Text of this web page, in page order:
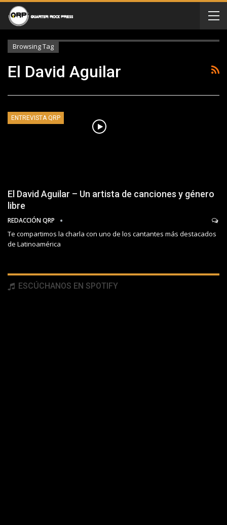
Browsing Tag
El David Aguilar
ENTREVISTA QRP
El David Aguilar – Un artista de canciones y género
libre
REDACCIÓN QRP
Te compartimos la charla con uno de los cantantes más destacados
de Latinoamérica
ESCÚCHANOS EN SPOTIFY